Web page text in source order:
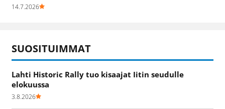
14.7.2026
SUOSITUIMMAT
Lahti Historic Rally tuo kisaajat Iitin seudulle
elokuussa
3.8.2026